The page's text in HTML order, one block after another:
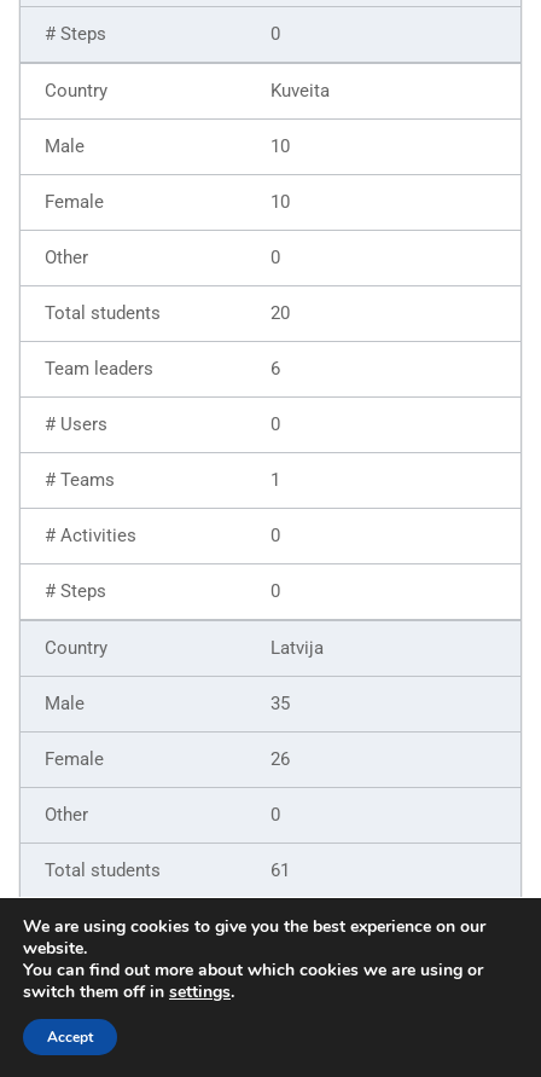
0
Kuveita
10
10
0
20
6
0
1
0
0
Latvija
35
26
0
61
9
6
We are using cookies to give you the best experience on our
website.
You can find out more about which cookies we are using or
switch them off in settings.
Accept